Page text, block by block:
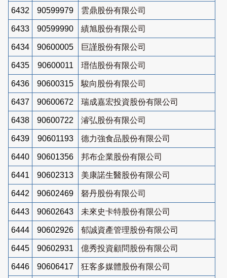
6432 90599979 雲鼎股份有限公司
6433 90599990 績旭股份有限公司
6434 90600005 巨謹股份有限公司
6435 90600011 瑨佶股份有限公司
6436 90600315 駿向股份有限公司
6437 90600672 瑞成嘉宏投資股份有限公司
6438 90600722 濬弘股份有限公司
6439 90601193 德力強食品股份有限公司
6440 90601356 邦布企業股份有限公司
6441 90602313 美康諾生醫股份有限公司
6442 90602469 砮丹股份有限公司
6443 90602643 未來史卡特股份有限公司
6444 90602926 郁誠資產管理股份有限公司
6445 90602931 億秀投資顧問股份有限公司
6446 90606417 狂客多媒體股份有限公司